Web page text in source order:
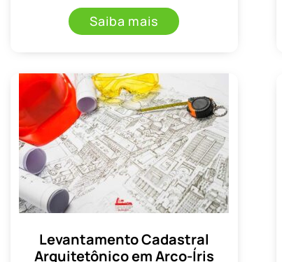
Saiba mais
Levantamento Cadastral
Arquitetônico em Arco-Íris